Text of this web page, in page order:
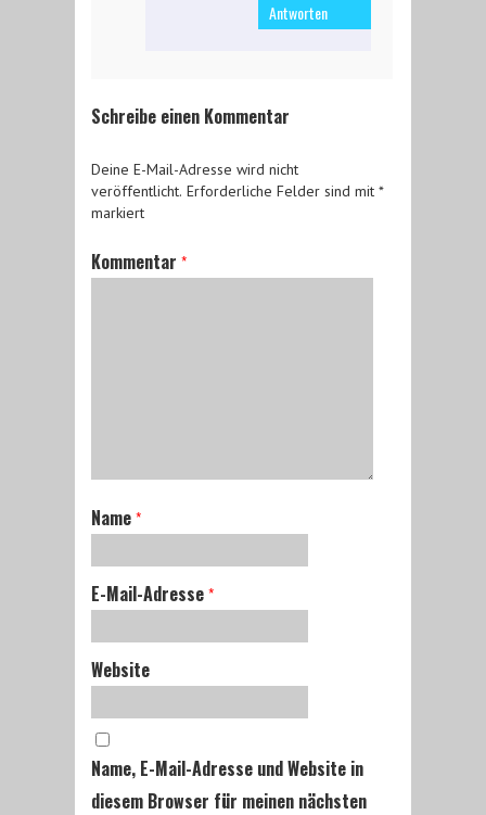
Antworten
Schreibe einen Kommentar
Deine E-Mail-Adresse wird nicht
veröffentlicht. Erforderliche Felder sind mit *
markiert
Kommentar *
Name *
E-Mail-Adresse *
Website
Name, E-Mail-Adresse und Website in
diesem Browser für meinen nächsten